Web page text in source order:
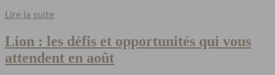
Lire la suite
Lion : les défis et opportunités qui vous
attendent en août